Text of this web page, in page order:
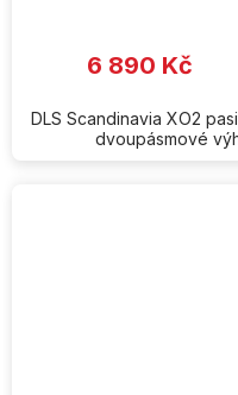
6 890 Kč
DLS Scandinavia XO2
dvoupásmové